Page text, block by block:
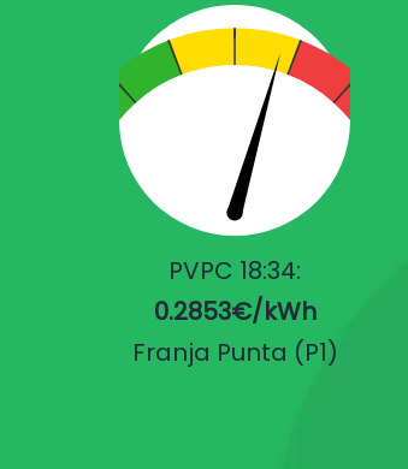
PVPC 18:34:
0.2853€/kWh
Franja Punta (P1)